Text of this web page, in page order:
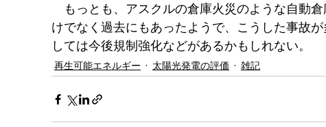
もっとも、アスクルの倉庫火災のような自動
けでなく過去にもあったようで、こうした事故
しては今後規制強化などがあるかもしれない。
再生可能エネルギー 太陽光発電の評価 雑記